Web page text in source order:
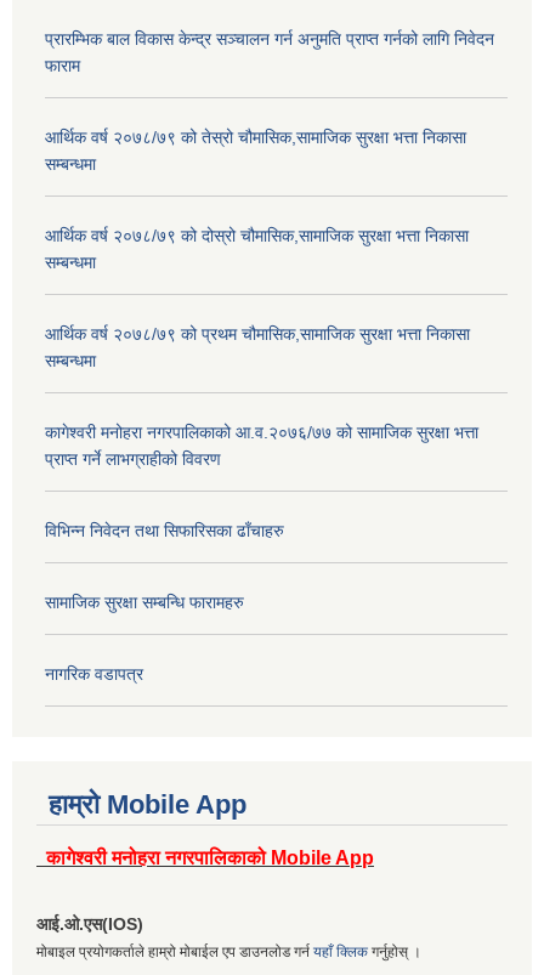
प्रारम्भिक बाल विकास केन्द्र सञ्चालन गर्न अनुमति प्राप्त गर्नको लागि निवेदन
फाराम
आर्थिक वर्ष २०७८/७९ को तेस्रो चौमासिक,सामाजिक सुरक्षा भत्ता निकासा
सम्बन्धमा
आर्थिक वर्ष २०७८/७९ को दोस्रो चौमासिक,सामाजिक सुरक्षा भत्ता निकासा
सम्बन्धमा
आर्थिक वर्ष २०७८/७९ को प्रथम चौमासिक,सामाजिक सुरक्षा भत्ता निकासा
सम्बन्धमा
कागेश्वरी मनोहरा नगरपालिकाको आ.व.२०७६/७७ को सामाजिक सुरक्षा भत्ता
प्राप्त गर्ने लाभग्राहीको विवरण
विभिन्न निवेदन तथा सिफारिसका ढाँचाहरु
सामाजिक सुरक्षा सम्बन्धि फारामहरु
नागरिक वडापत्र
हाम्रो Mobile App
कागेश्वरी मनोहरा नगरपालिकाको Mobile App
आई.ओ.एस(IOS)
मोबाइल प्रयोगकर्ताले हाम्रो मोबाईल एप डाउनलोड गर्न यहाँ क्लिक गर्नुहोस् ।